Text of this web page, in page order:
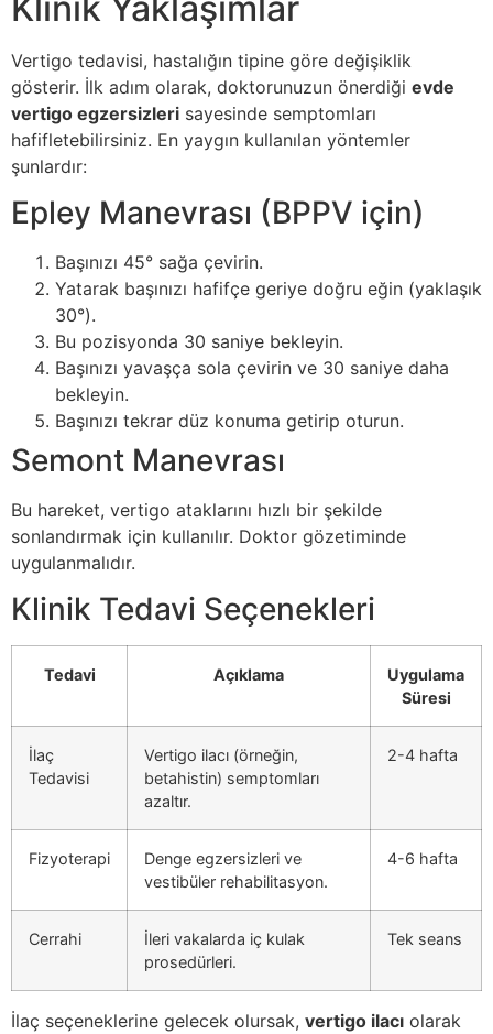
Vertigo tedavisi, hastalığın tipine göre değişiklik
gösterir. İlk adım olarak, doktorunuzun önerdiği evde
vertigo egzersizleri sayesinde semptomları
hafifletebilirsiniz. En yaygın kullanılan yöntemler
şunlardır:
Epley Manevrası (BPPV için)
Başınızı 45° sağa çevirin.
Yatarak başınızı hafifçe geriye doğru eğin (yaklaşık
30°).
Bu pozisyonda 30 saniye bekleyin.
Başınızı yavaşça sola çevirin ve 30 saniye daha
bekleyin.
Başınızı tekrar düz konuma getirip oturun.
Semont Manevrası
Bu hareket, vertigo ataklarını hızlı bir şekilde
sonlandırmak için kullanılır. Doktor gözetiminde
uygulanmalıdır.
Klinik Tedavi Seçenekleri
Tedavi Açıklama
Uygulama
Süresi
İlaç
Tedavisi
Vertigo ilacı (örneğin,
betahistin) semptomları
azaltır.
2-4 hafta
Fizyoterapi
Denge egzersizleri ve
vestibüler rehabilitasyon.
4-6 hafta
Cerrahi
İleri vakalarda iç kulak
prosedürleri.
Tek seans
İlaç seçeneklerine gelecek olursak, vertigo ilacı olarak